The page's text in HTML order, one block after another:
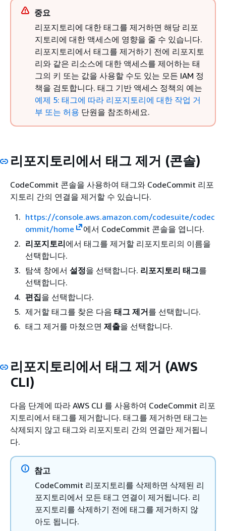
중요
리포지토리에 대한 태그를 제거하면 해당 리포
지토리에 대한 액세스에 영향을 줄 수 있습니다.
리포지토리에서 태그를 제거하기 전에 리포지토
리와 같은 리소스에 대한 액세스를 제어하는 태
그의 키 또는 값을 사용할 수도 있는 모든 IAM 정
책을 검토합니다. 태그 기반 액세스 정책의 예는
예제 5: 태그에 따라 리포지토리에 대한 작업 거
부 또는 허용 단원을 참조하세요.
리포지토리에서 태그 제거 (콘솔)
CodeCommit 콘솔을 사용하여 태그와 CodeCommit 리포
지토리 간의 연결을 제거할 수 있습니다.
https://console.aws.amazon.com/codesuite/codec
ommit/home
에서 CodeCommit 콘솔을 엽니다.
리포지토리에서 태그를 제거할 리포지토리의 이름을
선택합니다.
탐색 창에서 설정을 선택합니다. 리포지토리 태그를
선택합니다.
편집을 선택합니다.
제거할 태그를 찾은 다음 태그 제거를 선택합니다.
태그 제거를 마쳤으면 제출을 선택합니다.
리포지토리에서 태그 제거 (AWS
CLI)
다음 단계에 따라 AWS CLI 를 사용하여 CodeCommit 리포
지토리에서 태그를 제거합니다. 태그를 제거하면 태그는
삭제되지 않고 태그와 리포지토리 간의 연결만 제거됩니
다.
참고
CodeCommit 리포지토리를 삭제하면 삭제된 리
포지토리에서 모든 태그 연결이 제거됩니다. 리
포지토리를 삭제하기 전에 태그를 제거하지 않
아도 됩니다.